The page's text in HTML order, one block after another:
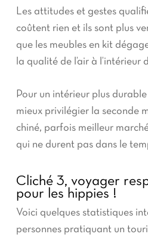
Les attitudes et gestes
coûtent rien et ils sont plus
que les meubles en kit
la qualité de l’air à l’intérieur
Pour un intérieur plus
mieux privilégier la seconde
chiné, parfois meilleur
qui ne durent pas dans le
Cliché 3, voyager
pour les hippies !
Voici quelques statistiques
personnes pratiquant un